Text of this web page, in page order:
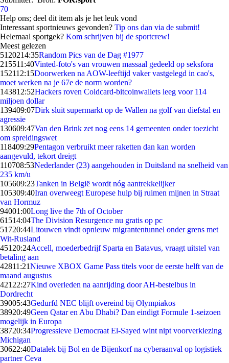
70
Help ons; deel dit item als je het leuk vond
Interessant sportnieuws gevonden? Tip ons dan via de submit!
Helemaal sportgek? Kom schrijven bij de sportcrew!
Meest gelezen
5120214:35Random Pics van de Dag #1977
215511:40Vinted-foto's van vrouwen massaal gedeeld op seksfora
152112:15Doorwerken na AOW-leeftijd vaker vastgelegd in cao's,
moet werken na je 67e de norm worden?
143812:52Hackers roven Coldcard-bitcoinwallets leeg voor 114
miljoen dollar
139409:07Dirk sluit supermarkt op de Wallen na golf van diefstal en
agressie
130609:47Van den Brink zet nog eens 14 gemeenten onder toezicht
om spreidingswet
118409:29Pentagon verbruikt meer raketten dan kan worden
aangevuld, tekort dreigt
110708:53Nederlander (23) aangehouden in Duitsland na snelheid van
235 km/u
105609:23Tanken in België wordt nóg aantrekkelijker
105309:40Iran overweegt Europese hulp bij ruimen mijnen in Straat
van Hormuz
94001:00Long live the 7th of October
61514:04The Division Resurgence nu gratis op pc
51720:44Litouwen vindt opnieuw migrantentunnel onder grens met
Wit-Rusland
451 20:24Accell, moederbedrijf Sparta en Batavus, vraagt uitstel van
betaling aan
42811:21Nieuwe XBOX Game Pass titels voor de eerste helft van de
maand augustus
421 22:27Kind overleden na aanrijding door AH-bestelbus in
Dordrecht
39005:43Gedurfd NEC blijft overeind bij Olympiakos
38920:49Geen Qatar en Abu Dhabi? Dan eindigt Formule 1-seizoen
mogelijk in Europa
38720:34Progressieve Democraat El-Sayed wint nipt voorverkiezing
Michigan
30622:40Datalek bij Bol en de Bijenkorf na cyberaanval op logistiek
partner Ceva